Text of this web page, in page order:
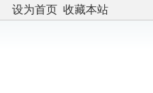
设为首页 收藏本站